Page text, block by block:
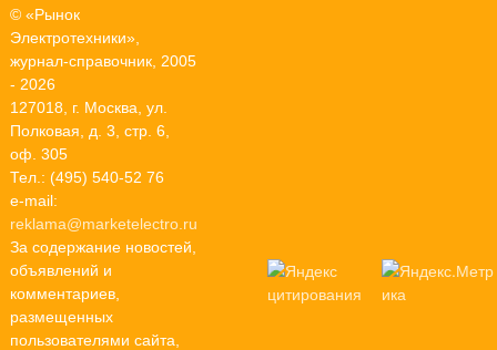
© «Рынок
Электротехники»,
журнал-справочник, 2005
- 2026
127018, г. Москва, ул.
Полковая, д. 3, стр. 6,
оф. 305
Тел.: (495) 540-52 76
e-mail:
reklama@marketelectro.ru
За содержание новостей,
объявлений и
комментариев,
размещенных
пользователями сайта,